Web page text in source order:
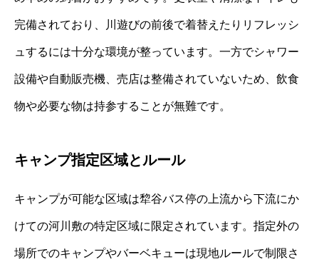
完備されており、川遊びの前後で着替えたりリフレッシ
ュするには十分な環境が整っています。一方でシャワー
設備や自動販売機、売店は整備されていないため、飲食
物や必要な物は持参することが無難です。
キャンプ指定区域とルール
キャンプが可能な区域は犂谷バス停の上流から下流にか
けての河川敷の特定区域に限定されています。指定外の
場所でのキャンプやバーベキューは現地ルールで制限さ